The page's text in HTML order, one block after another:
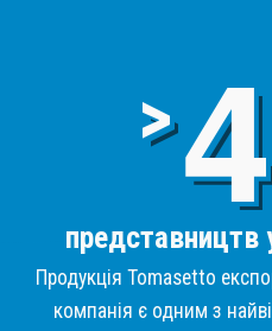
>
представництв
Продукція Tomasetto
компанія є одним з